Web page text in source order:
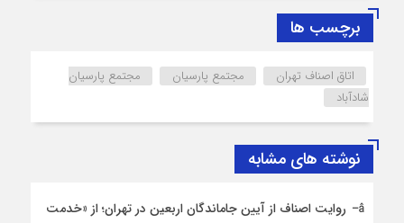
برچسب ها
اتاق اصناف تهران مجتمع پارسیان
مجتمع پارسیان
شادآباد
نوشته های مشابه
روایت اصناف از آیین جاماندگان اربعین در تهران؛ از «خدمت